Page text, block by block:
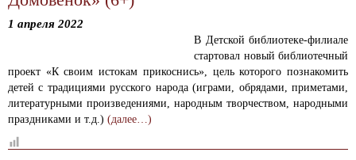
1 апреля 2022
В Детской библиотеке-филиале
стартовал новый библиотечный
проект «К своим истокам прикоснись», цель которого познакомить
детей с традициями русского народа (играми, обрядами, приметами,
литературными произведениями, народным творчеством, народными
праздниками и т.д.) (далее…)